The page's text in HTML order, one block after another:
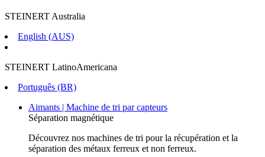
STEINERT Australia
English (AUS)
STEINERT LatinoAmericana
Português (BR)
Aimants | Machine de tri par capteurs
Séparation magnétique
Découvrez nos machines de tri pour la récupération et la
séparation des métaux ferreux et non ferreux.